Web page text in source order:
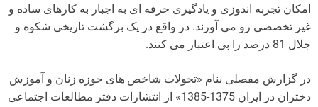
امکان تجربه اندوزی و یادگیری حرفه ای به اجبار به کارهای ساده و
غیر تخصصی رو می آورند. در واقع در یک برگشت تاریخی شکوه و
جلال 81 درصد را بی اعتبار می کنند.
در گزارش مفصلی بنام «تحولات شاخص های حوزه زنان و آموزش
دختران در ایران 1375-1385» از انتشارات دفتر مطالعات اجتماعی